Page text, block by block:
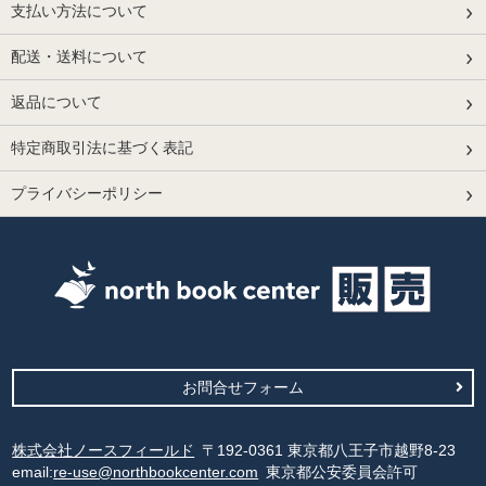
支払い方法について
配送・送料について
返品について
特定商取引法に基づく表記
プライバシーポリシー
お問合せフォーム
株式会社ノースフィールド
〒192-0361 東京都八王子市越野8-23
email:re-use@northbookcenter.com 東京都公安委員会許可